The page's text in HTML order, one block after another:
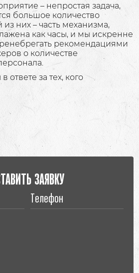
– непростая задача,
большое количество
них – часть механизма,
как часы, и мы искренне
рекомендациями
о количестве
ответе за тех, кого
ЗАЯВКУ